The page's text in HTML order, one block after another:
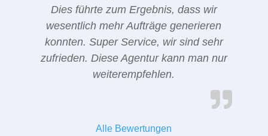
Dies führte zum Ergebnis, dass wir
wesentlich mehr Aufträge generieren
konnten. Super Service, wir sind sehr
zufrieden. Diese Agentur kann man nur
weiterempfehlen.
Alle Bewertungen